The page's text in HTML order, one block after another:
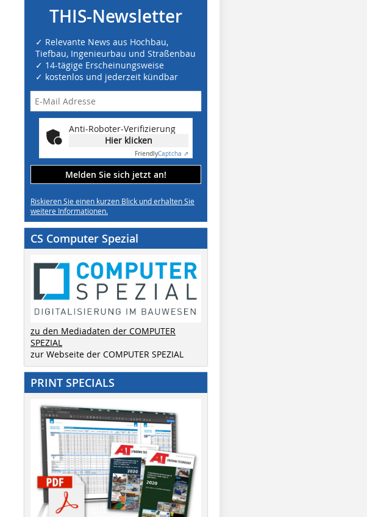
THIS-Newsletter
✓ Relevante News aus Hochbau,
Tiefbau, Ingenieurbau und Straßenbau
✓ 14-tägige Erscheinungsweise
✓ kostenlos und jederzeit kündbar
Anti-Roboter-Verifizierung
Hier klicken
FriendlyCaptcha ⇗
Melden Sie sich jetzt an!
Riskieren Sie einen kurzen Blick und erhalten Sie
weitere Informationen.
CS Computer Spezial
zu den Mediadaten der COMPUTER
SPEZIAL
zur Webseite der COMPUTER SPEZIAL
PRINT SPECIALS